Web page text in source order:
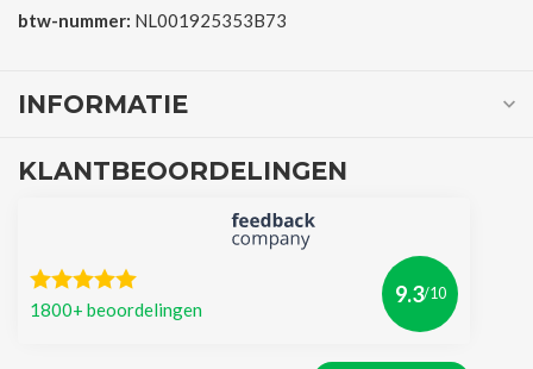
btw-nummer: NL001925353B73
INFORMATIE
KLANTBEOORDELINGEN
1800+ beoordelingen
9.3/10